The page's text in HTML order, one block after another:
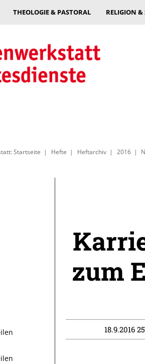
THEOLOGIE & PASTORAL RELIGION
Startseite Hefte Heftarchiv 2016
zum
18.9.2016